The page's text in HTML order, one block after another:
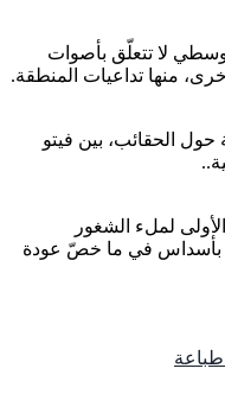
لا تتعلّق بأصوات
منها تداعيات المنطقة.
حول الحقائب، بين فيتو
لملء الشغور
بأسداس في ما خصّ عودة
طباعة